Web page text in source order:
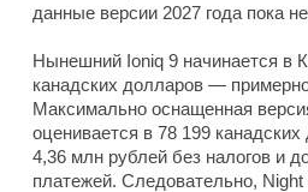
данные версии 2027 года пока
Нынешний Ioniq 9 начинается в
канадских долларов —
Максимально оснащенная
оценивается в 78 199
4,36 млн рублей без налогов и
платежей. Следовательно,